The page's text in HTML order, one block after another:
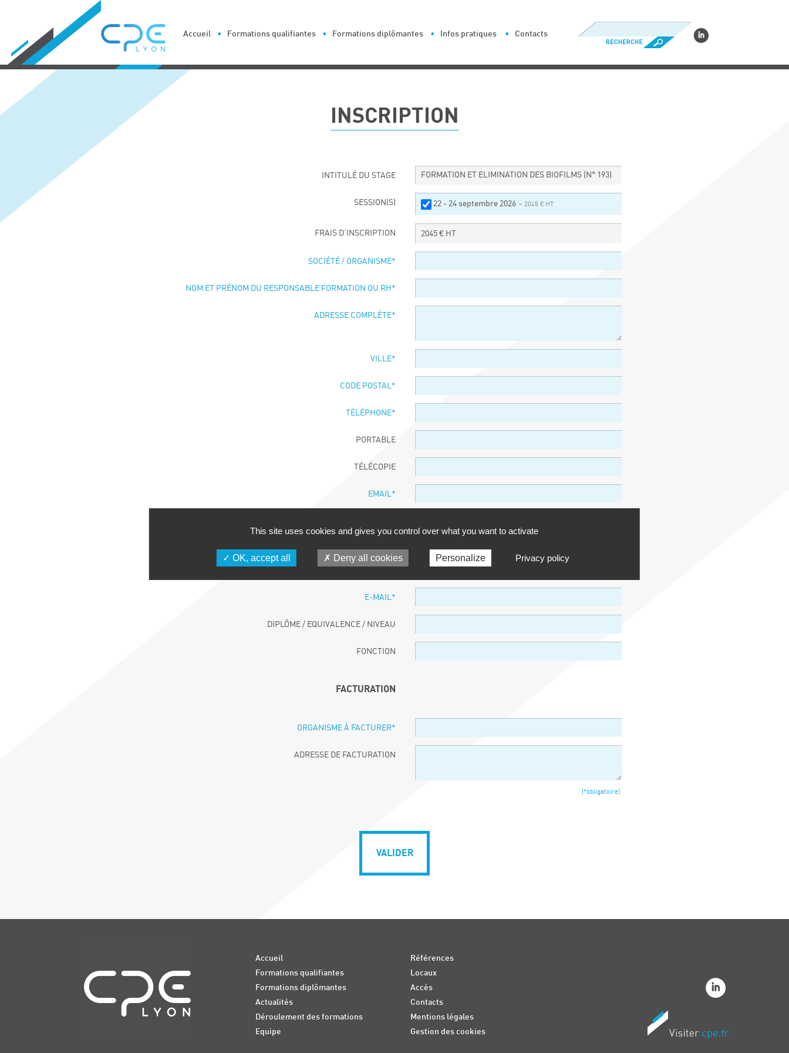
Accueil Formations qualifiantes Formations diplômantes Infos pratiques Contacts
INSCRIPTION
INTITULÉ DU STAGE FORMATION ET ELIMINATION DES BIOFILMS (N° 193)
SESSION(S) 22 - 24 septembre 2026 – 2045 € HT
FRAIS D’INSCRIPTION 2045 € HT
SOCIÉTÉ / ORGANISME*
NOM ET PRÉNOM DU RESPONSABLE FORMATION OU RH *
ADRESSE COMPLÈTE*
VILLE*
CODE POSTAL*
TÉLÉPHONE*
PORTABLE
TÉLÉCOPIE
EMAIL*
PARTICIPANT
E-MAIL*
DIPLÔME / EQUIVALENCE / NIVEAU
FONCTION
FACTURATION
ORGANISME À FACTURER*
ADRESSE DE FACTURATION
(*obligatoire)
VALIDER
Accueil
Formations qualifiantes
Formations diplômantes
Actualités
Déroulement des formations
Equipe
Références
Locaux
Accès
Contacts
Mentions légales
Gestion des cookies
Cookies management panel
This site uses cookies and gives you control over what you want to activate
OK, accept all Deny all cookies Personalize Privacy policy